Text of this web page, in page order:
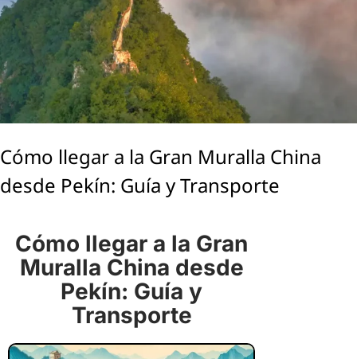
Cómo llegar a la Gran Muralla China
desde Pekín: Guía y Transporte
Cómo llegar a la Gran
Muralla China desde
Pekín: Guía y
Transporte